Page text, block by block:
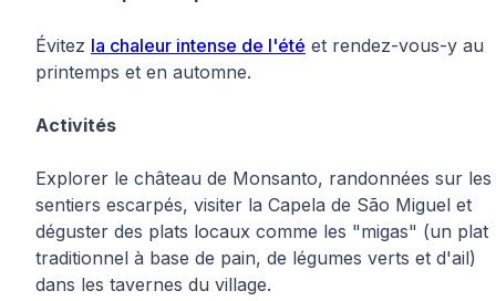
Évitez la chaleur intense de l'été et rendez-vous-y au
printemps et en automne.
Activités
Explorer le château de Monsanto, randonnées sur les
sentiers escarpés, visiter la Capela de São Miguel et
déguster des plats locaux comme les "migas" (un plat
traditionnel à base de pain, de légumes verts et d'ail)
dans les tavernes du village.